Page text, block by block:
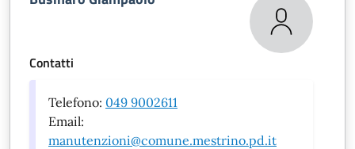
Contatti
Telefono: 049 9002611
Email:
manutenzioni@comune.mestrino.pd.it